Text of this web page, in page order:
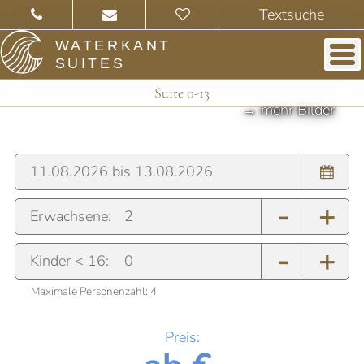
WATERKANT
SUITES
Suite 0-13
Erwachsene: - +
Kinder < 16: - +
Maximale Personenzahl:4
Preis: